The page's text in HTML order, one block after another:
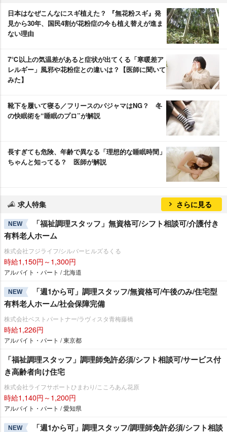
日本はなぜこんなにスギ植えた？ 『無花粉スギ』発
見から30年、国民4割が花粉症の今も植え替えが進ま
ない理由
7℃以上の気温差があると症状が出てくる「寒暖差ア
レルギー」風邪や花粉症との違いは？【医師に聞いて
みた】
靴下を履いて寝る／フリースのパジャマはNG？ 冬
の快眠術を“睡眠のプロ”が解説
長すぎても危険、年齢で異なる「理想的な睡眠時間」
ちゃんと知ってる？ 医師が解説
求人特集 さらに見る
NEW
「福祉調理スタッフ」無資格可/シフト相談可/介護付き
有料老人ホーム
株式会社フジライフ/シルバーヒルズるくる
時給1,150円～1,300円
アルバイト・パート / 北海道
NEW
「週1から可」調理スタッフ/無資格可/午後のみ/住宅型
有料老人ホーム/社会保障完備
株式会社ベストパートナー/ラヴィスタ青梅藤橋
時給1,226円
アルバイト・パート / 東京都
「福祉調理スタッフ」調理師免許必須/シフト相談可/サービス付
き高齢者向け住宅
株式会社ライフサポートひまわり/こころあん花原
時給1,140円～1,200円
アルバイト・パート / 愛知県
NEW 「週1から可」調理スタッフ/調理師免許必須/シフト相談